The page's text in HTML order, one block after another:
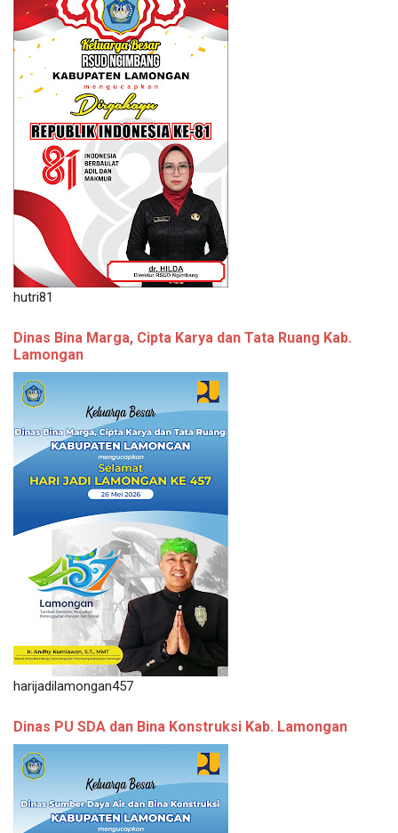
hutri81
Dinas Bina Marga, Cipta Karya dan Tata Ruang Kab.
Lamongan
harijadilamongan457
Dinas PU SDA dan Bina Konstruksi Kab. Lamongan